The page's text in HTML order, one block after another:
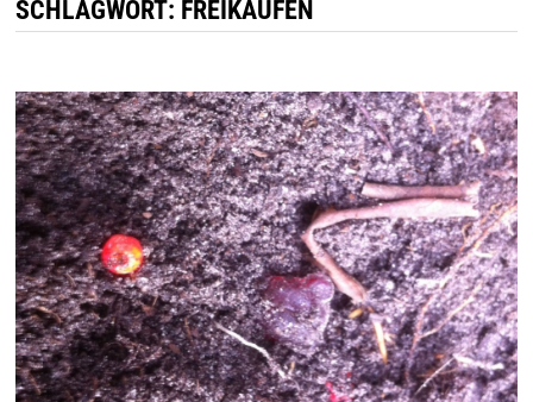
SCHLAGWORT: FREIKAUFEN